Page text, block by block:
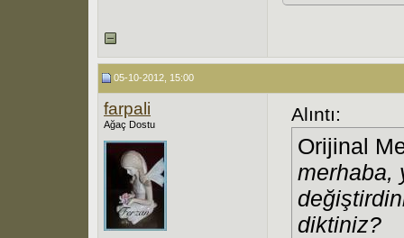
05-10-2012, 15:00
farpali
Ağaç Dostu Alıntı:
Orijinal
merhaba,
diktiniz?